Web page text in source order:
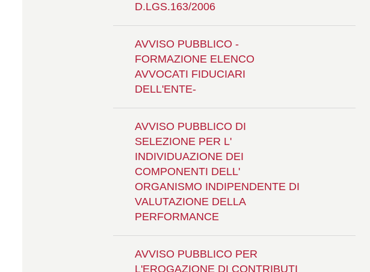
D.LGS.163/2006
AVVISO PUBBLICO -
FORMAZIONE ELENCO
AVVOCATI FIDUCIARI
DELL'ENTE-
AVVISO PUBBLICO DI
SELEZIONE PER L'
INDIVIDUAZIONE DEI
COMPONENTI DELL'
ORGANISMO INDIPENDENTE DI
VALUTAZIONE DELLA
PERFORMANCE
AVVISO PUBBLICO PER
L'EROGAZIONE DI CONTRIBUTI